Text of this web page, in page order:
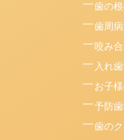
歯の
歯周
咬み
入れ
お子
予防
歯の